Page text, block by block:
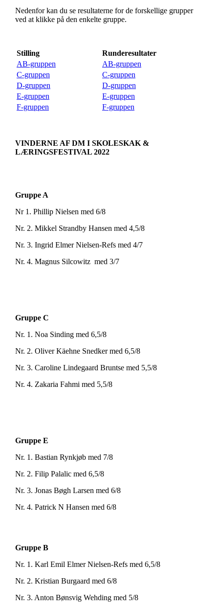
Nedenfor kan du se resultaterne for de forskellige grupper
ved at klikke på den enkelte gruppe.
Stilling
Runderesultater
AB-gruppen
AB-gruppen
C-gruppen
C-gruppen
D-gruppen
D-gruppen
E-gruppen
E-gruppen
F-gruppen
F-gruppen
VINDERNE AF DM I SKOLESKAK &
LÆRINGSFESTIVAL 2022
Gruppe A
Nr 1. Phillip Nielsen med 6/8
Nr. 2. Mikkel Strandby Hansen med 4,5/8
Nr. 3. Ingrid Elmer Nielsen-Refs med 4/7
Nr. 4. Magnus Silcowitz med 3/7
Gruppe C
Nr. 1. Noa Sinding med 6,5/8
Nr. 2. Oliver Käehne Snedker med 6,5/8
Nr. 3. Caroline Lindegaard Bruntse med 5,5/8
Nr. 4. Zakaria Fahmi med 5,5/8
Gruppe E
Nr. 1. Bastian Rynkjøb med 7/8
Nr. 2. Filip Palalic med 6,5/8
Nr. 3. Jonas Bøgh Larsen med 6/8
Nr. 4. Patrick N Hansen med 6/8
Gruppe B
Nr. 1. Karl Emil Elmer Nielsen-Refs med 6,5/8
Nr. 2. Kristian Burgaard med 6/8
Nr. 3. Anton Bønsvig Wehding med 5/8